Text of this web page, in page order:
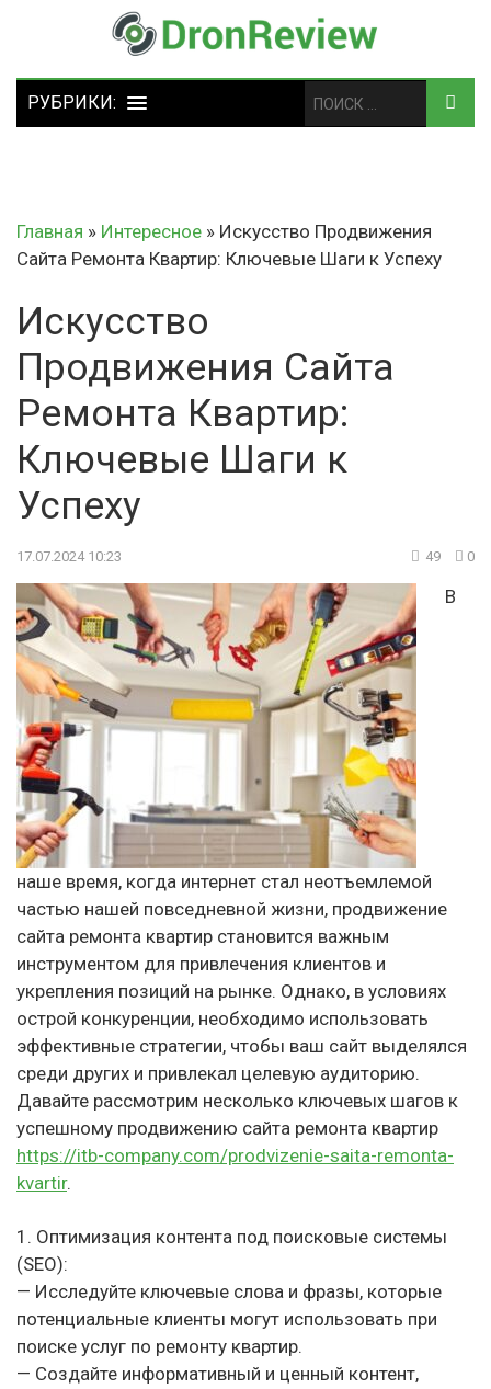
Главная » Интересное » Искусство Продвижения
Сайта Ремонта Квартир: Ключевые Шаги к Успеху
Искусство
Продвижения Сайта
Ремонта Квартир:
Ключевые Шаги к
Успеху
17.07.2024 10:23 49 0
В
наше время, когда интернет стал неотъемлемой
частью нашей повседневной жизни, продвижение
сайта ремонта квартир становится важным
инструментом для привлечения клиентов и
укрепления позиций на рынке. Однако, в условиях
острой конкуренции, необходимо использовать
эффективные стратегии, чтобы ваш сайт выделялся
среди других и привлекал целевую аудиторию.
Давайте рассмотрим несколько ключевых шагов к
успешному продвижению сайта ремонта квартир
https://itb-company.com/prodvizenie-saita-remonta-
kvartir.
1. Оптимизация контента под поисковые системы
(SEO):
— Исследуйте ключевые слова и фразы, которые
потенциальные клиенты могут использовать при
поиске услуг по ремонту квартир.
— Создайте информативный и ценный контент,